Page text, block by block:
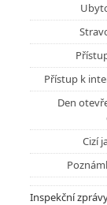
Přístup k
Den
Cizí
Inspekční